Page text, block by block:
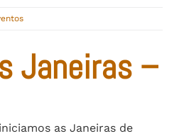
Janeiras –
as Janeiras de